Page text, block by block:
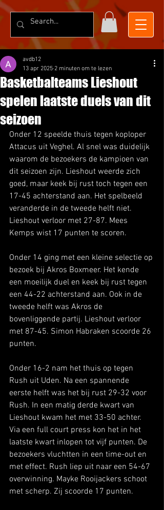
Basketbalteams Lieshout
spelen laatste duels van dit
seizoen
avdb12
13 apr 2025 2 minuten om te lezen
Onder 12 speelde thuis tegen koploper
Attacus uit Veghel. Al snel was duidelijk
waarom de bezoekers de kampioen van
dit seizoen zijn. Lieshout weerde zich
goed, maar keek bij rust toch tegen een
17-45 achterstand aan. Het spelbeeld
veranderde in de tweede helft niet.
Lieshout verloor met 27-87. Mees
Kemps wist 17 punten te scoren.
Onder 14 ging met een kleine selectie op
bezoek bij Akros Boxmeer. Het kende
een moeilijk duel en keek bij rust tegen
een 44-22 achterstand aan. Ook in de
tweede helft was Akros de
bovenliggende partij. Lieshout verloor
met 87-45. Simon Habraken scoorde 26
punten.
Onder 16-2 nam het thuis op tegen
Rush uit Uden. Na een spannende
eerste helft was het bij rust 29-32 voor
Rush. In een matig derde kwart van
Lieshout kwam het met 33-50 achter.
Via een full court press kon het in het
laatste kwart inlopen tot vijf punten. De
bezoekers vluchtten in een time-out en
met effect. Rush liep uit naar een 54-67
overwinning. Mayke Rooijackers schoot
met scherp. Zij scoorde 17 punten.